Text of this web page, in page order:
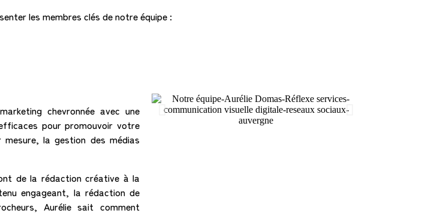
les membres clés de notre équipe :
chevronnée avec une
pour promouvoir votre
la gestion des médias
de la rédaction créative à la
engageant, la rédaction de
Aurélie sait comment